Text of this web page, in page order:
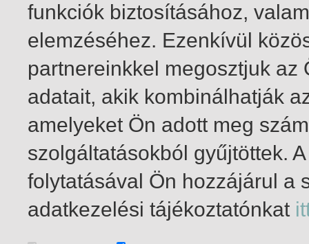
1-1 / összesen 1 találat
funkciók biztosításához,
elemzéséhez. Ezenkívül
partnereinkkel megosztjuk
adatait, akik kombinálhatják
amelyeket Ön adott meg
szolgáltatásokból gyűjtöttek.
folytatásával Ön hozzájárul a
adatkezelési tájékoztatónkat